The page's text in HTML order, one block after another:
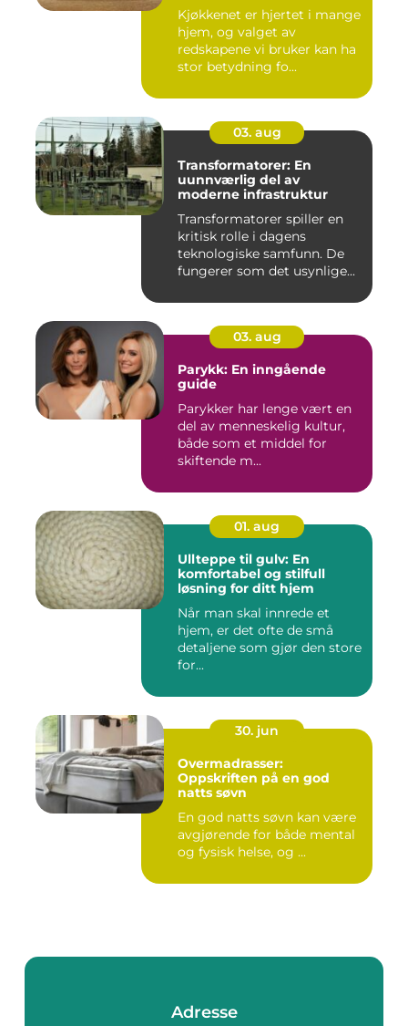
Kjøkkenet er hjertet i mange
hjem, og valget av
redskapene vi bruker kan ha
stor betydning fo...
03. aug
Transformatorer: En
uunnværlig del av
moderne infrastruktur
Transformatorer spiller en
kritisk rolle i dagens
teknologiske samfunn. De
fungerer som det usynlige...
03. aug
Parykk: En inngående
guide
Parykker har lenge vært en
del av menneskelig kultur,
både som et middel for
skiftende m...
01. aug
Ullteppe til gulv: En
komfortabel og stilfull
løsning for ditt hjem
Når man skal innrede et
hjem, er det ofte de små
detaljene som gjør den store
for...
30. jun
Overmadrasser:
Oppskriften på en god
natts søvn
En god natts søvn kan være
avgjørende for både mental
og fysisk helse, og ...
Adresse